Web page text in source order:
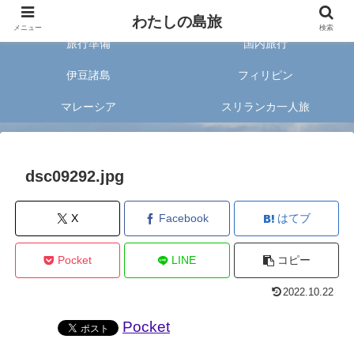
旅好きな20代女子が案内する旅のあれこれ✈︎
旅行準備 国内旅行
伊豆諸島 フィリピン
マレーシア スリランカ一人旅
dsc09292.jpg
X Facebook はてブ
Pocket LINE コピー
2022.10.22
Pocket
メニュー わたしの島旅 検索